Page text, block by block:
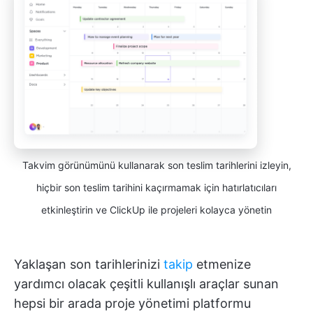
Takvim görünümünü kullanarak son teslim tarihlerini izleyin,
hiçbir son teslim tarihini kaçırmamak için hatırlatıcıları
etkinleştirin ve ClickUp ile projeleri kolayca yönetin
Yaklaşan son tarihlerinizi takip etmenize
yardımcı olacak çeşitli kullanışlı araçlar sunan
hepsi bir arada proje yönetimi platformu